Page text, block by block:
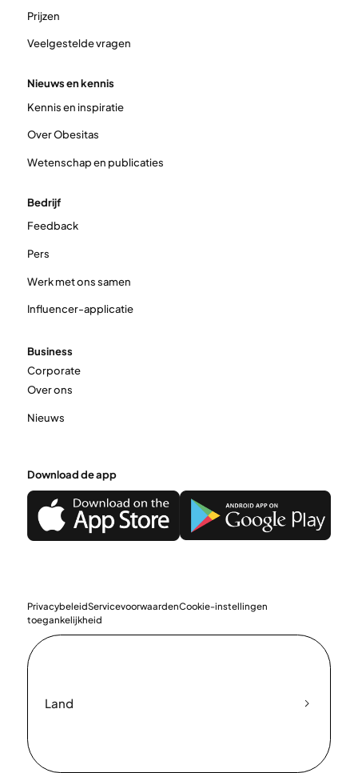
Prijzen
Veelgestelde vragen
Nieuws en kennis
Kennis en inspiratie
Over Obesitas
Wetenschap en publicaties
Bedrijf
Feedback
Pers
Werk met ons samen
Influencer-applicatie
Business
Corporate
Over ons
Nieuws
Download de app
PrivacybeleidServicevoorwaardenCookie-instellingen
toegankelijkheid
Land